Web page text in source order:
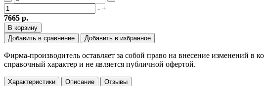
- +
7665 р.
В корзину
Добавить в сравнение
Добавить в избранное
Фирма-производитель оставляет за собой право на внесение изменений
справочный характер и не является публичной офертой.
Характеристики Описание Отзывы